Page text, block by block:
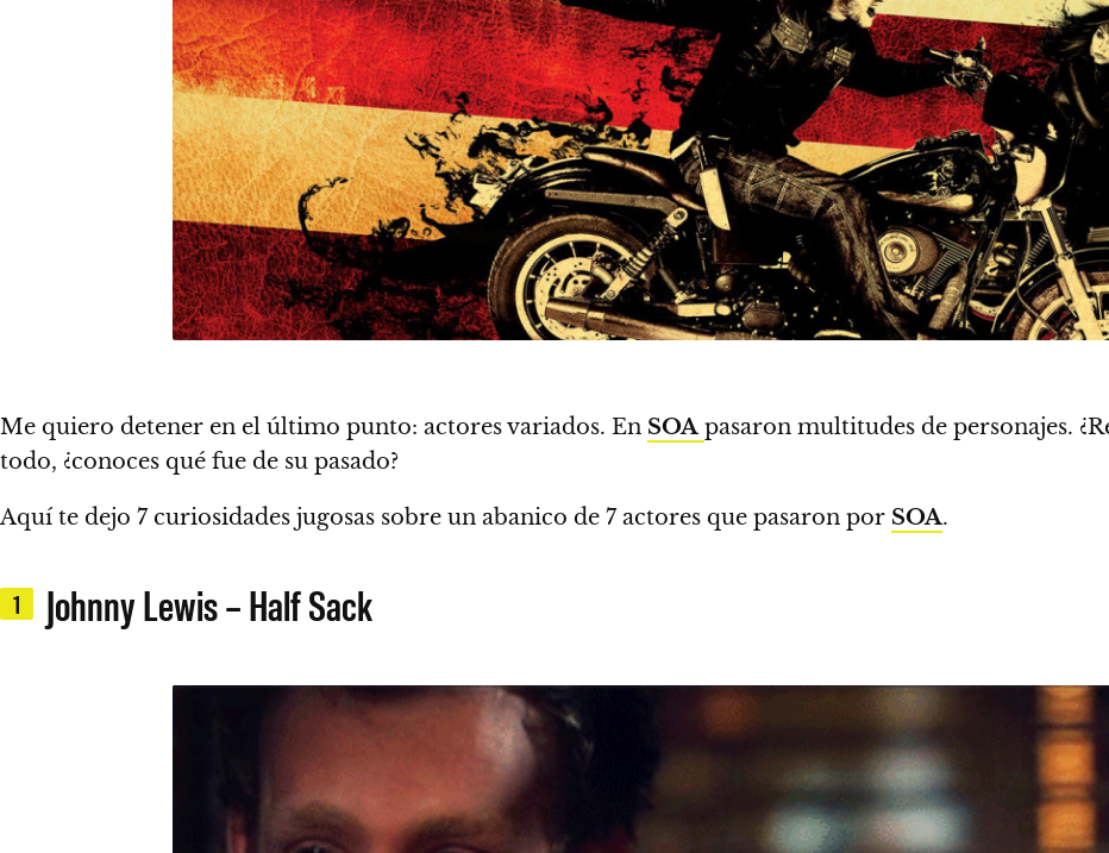
Me quiero detener en el último punto: actores variados. En SOA pasaron multitudes de personajes.
todo, ¿conoces qué fue de su pasado?
Aquí te dejo 7 curiosidades jugosas sobre un abanico de 7 actores que pasaron por SOA.
1 Johnny Lewis – Half Sack